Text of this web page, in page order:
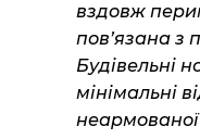
вздовж
пов’язана з
Будівельні
мінімальні